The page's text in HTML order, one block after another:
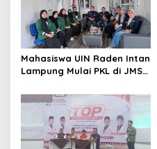
Mahasiswa UIN Raden Intan
Lampung Mulai PKL di JMSI